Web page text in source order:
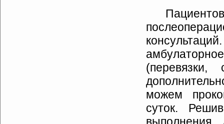
консультаций.
амбулаторное
(перевязки,
можем
суток.